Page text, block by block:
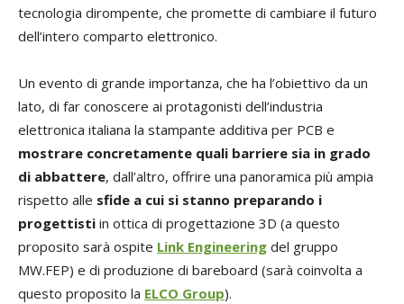
tecnologia dirompente, che promette di cambiare il futuro
dell’intero comparto elettronico.
Un evento di grande importanza, che ha l’obiettivo da un
lato, di far conoscere ai protagonisti dell’industria
elettronica italiana la stampante additiva per PCB e
mostrare concretamente quali barriere sia in grado
di abbattere, dall’altro, offrire una panoramica più ampia
rispetto alle sfide a cui si stanno preparando i
progettisti in ottica di progettazione 3D (a questo
proposito sarà ospite Link Engineering del gruppo
MW.FEP) e di produzione di bareboard (sarà coinvolta a
questo proposito la ELCO Group).